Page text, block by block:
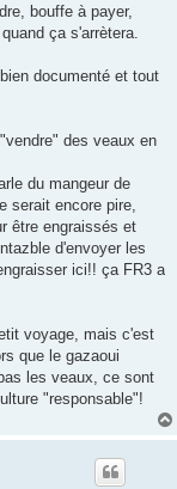
bouffe à payer,
ça s'arrètera.
documenté et tout
des veaux en
du mangeur de
serait encore pire,
être engraissés et
d'envoyer les
ici!! ça FR3 a
voyage, mais c'est
que le gazaoui
les veaux, ce sont
"responsable"!